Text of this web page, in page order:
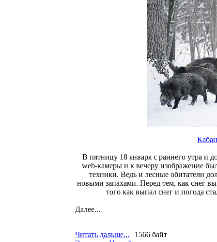
В пятницу 18 января с раннего утра и
web-камеры и к вечеру изображение
техники. Ведь и лесные обитатели
новыми запахами. Перед тем, как снег
того как выпал снег и погода
Далее...
Читать дальше... | 1566 байт